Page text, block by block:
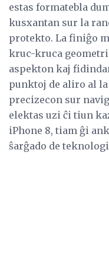
estas formatebla
kusxantan sur la
protekto. La finiĝo
kruc-kruca
aspekton kaj
punktoj de aliro al la
precizecon sur
elektas uzi ĉi tiun
iPhone 8, tiam ĝi
ŝarĝado de